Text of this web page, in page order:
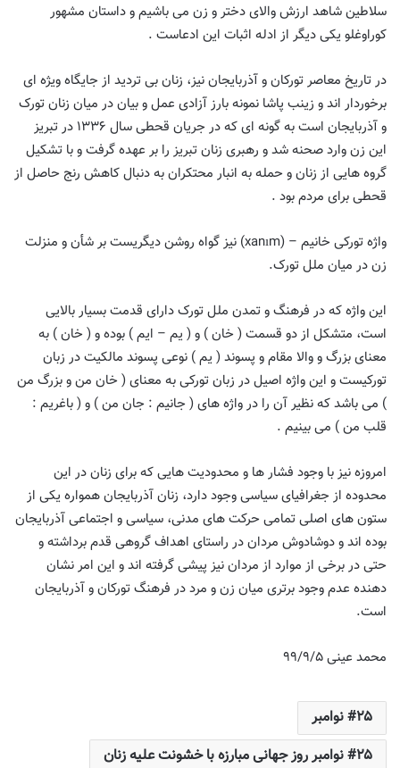
سلاطین شاهد ارزش والای دختر و زن می باشیم و داستان مشهور
کوراوغلو یکی دیگر از ادله اثبات این ادعاست .
در تاریخ معاصر تورکان و آذربایجان نیز، زنان بی تردید از جایگاه ویژه ای
برخوردار اند و زینب پاشا نمونه بارز آزادی عمل و بیان در میان زنان تورک
و آذربایجان است به گونه ای که در جریان قحطی سال ۱۳۳۶ در تبریز
این زن وارد صحنه شد و رهبری زنان تبریز را بر عهده گرفت و با تشکیل
گروه هایی از زنان و حمله به انبار محتکران به دنبال کاهش رنج حاصل از
قحطی برای مردم بود .
واژه تورکی خانیم – (xanım) نیز گواه روشن دیگریست بر شأن و منزلت
زن در میان ملل تورک.
این واژه که در فرهنگ و تمدن ملل تورک دارای قدمت بسیار بالایی
است، متشکل از دو قسمت ( خان ) و ( یم – ایم ) بوده و ( خان ) به
معنای بزرگ و والا مقام و پسوند ( یم ) نوعی پسوند مالکیت در زبان
تورکیست و این واژه اصیل در زبان تورکی به معنای ( خان من و بزرگ من
) می باشد که نظیر آن را در واژه های ( جانیم : جان من ) و ( باغریم :
قلب من ) می بینیم .
امروزه نیز با وجود فشار ها و محدودیت هایی که برای زنان در این
محدوده از جغرافیای سیاسی وجود دارد، زنان آذربایجان همواره یکی از
ستون های اصلی تمامی حرکت های مدنی، سیاسی و اجتماعی آذربایجان
بوده اند و دوشادوش مردان در راستای اهداف گروهی قدم برداشته و
حتی در برخی از موارد از مردان نیز پیشی گرفته اند و این امر نشان
دهنده عدم وجود برتری میان زن و مرد در فرهنگ تورکان و آذربایجان
است.
محمد عینی ۹۹/۹/۵
۲۵ نوامبر
۲۵ نوامبر روز جهانی مبارزه با خشونت علیه زنان